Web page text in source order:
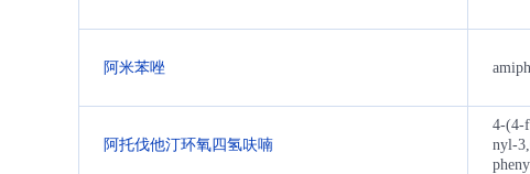
阿米苯唑
阿托伐他汀环氧四氢呋喃
4-(4-
nyl-